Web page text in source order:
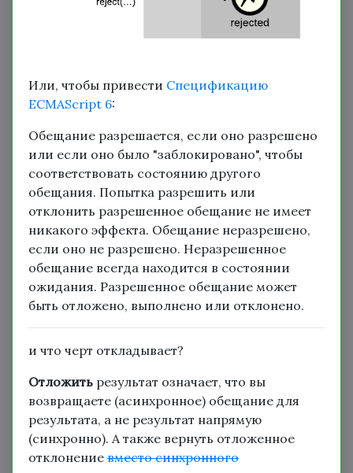
Или, чтобы привести Спецификацию
ECMAScript 6:
Обещание разрешается, если оно разрешено
или если оно было "заблокировано", чтобы
соответствовать состоянию другого
обещания. Попытка разрешить или
отклонить разрешенное обещание не имеет
никакого эффекта. Обещание неразрешено,
если оно не разрешено. Неразрешенное
обещание всегда находится в состоянии
ожидания. Разрешенное обещание может
быть отложено, выполнено или отклонено.
и что черт откладывает?
Отложить результат означает, что вы
возвращаете (асинхронное) обещание для
результата, а не результат напрямую
(синхронно). А также вернуть отложенное
отклонение вместо синхронного